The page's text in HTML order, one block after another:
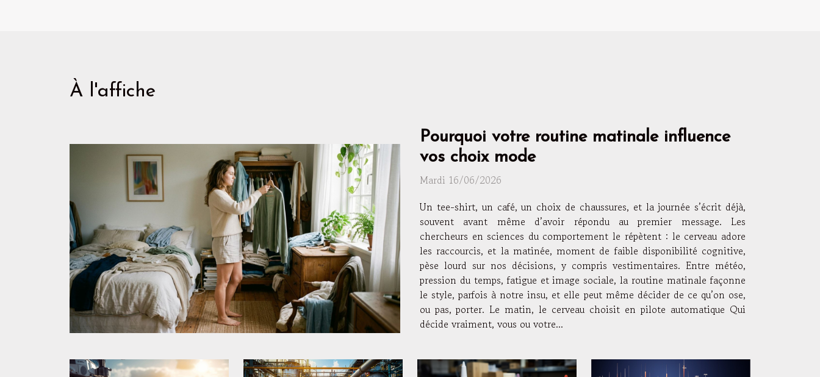
À l'affiche
Pourquoi votre routine matinale influence
vos choix mode
Mardi 16/06/2026
Un tee-shirt, un café, un choix de chaussures, et la journée s’écrit déjà,
souvent avant même d’avoir répondu au premier message. Les
chercheurs en sciences du comportement le répètent : le cerveau adore
les raccourcis, et la matinée, moment de faible disponibilité cognitive,
pèse lourd sur nos décisions, y compris vestimentaires. Entre météo,
pression du temps, fatigue et image sociale, la routine matinale façonne
le style, parfois à notre insu, et elle peut même décider de ce qu’on ose,
ou pas, porter. Le matin, le cerveau choisit en pilote automatique Qui
décide vraiment, vous ou votre...